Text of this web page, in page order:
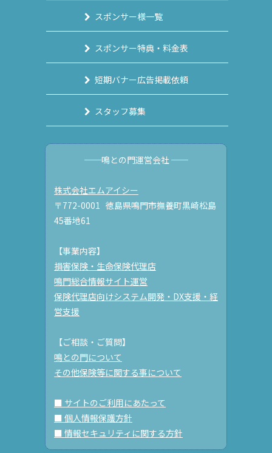
スポンサー様一覧
スポンサー特典・料金表
短期バナー広告掲載依頼
スタッフ募集
──鳴との門運営会社 ──
株式会社エムアイシー
〒772-0001 徳島県鳴門市撫養町黒崎松島
45番地61
【事業内容】
損害保険・生命保険代理店
鳴門総合情報サイト運営
保険代理店向けシステム開発・DX支援・経
営支援
【ご相談・ご質問】
鳴との門について
その他保険等に関する事について
■ サイトのご利用にあたって
■ 個人情報保護方針
■ 情報セキュリティに関する方針